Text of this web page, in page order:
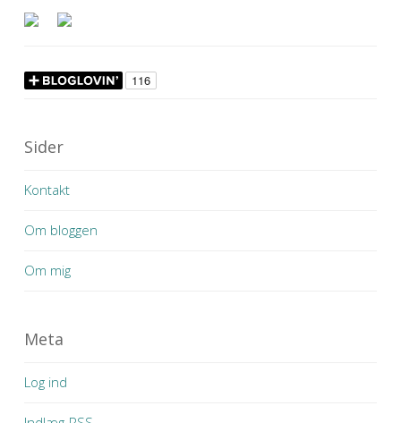
Sider
Kontakt
Om bloggen
Om mig
Meta
Log ind